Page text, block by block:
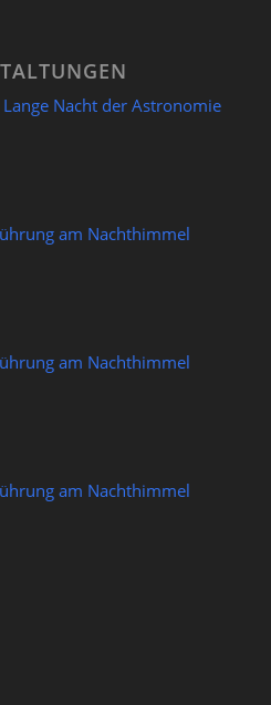
Nacht der Astronomie
am Nachthimmel
am Nachthimmel
am Nachthimmel